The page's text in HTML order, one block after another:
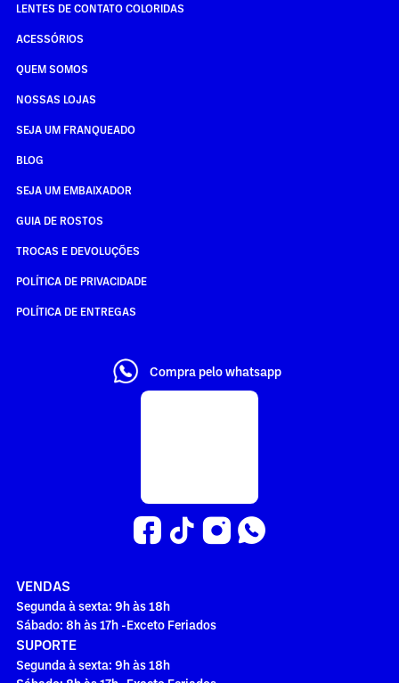
LENTES DE CONTATO COLORIDAS
ACESSÓRIOS
QUEM SOMOS
NOSSAS LOJAS
SEJA UM FRANQUEADO
BLOG
SEJA UM EMBAIXADOR
GUIA DE ROSTOS
TROCAS E DEVOLUÇÕES
POLÍTICA DE PRIVACIDADE
POLÍTICA DE ENTREGAS
Compra pelo whatsapp
VENDAS
Segunda à sexta: 9h às 18h
Sábado: 8h às 17h -Exceto Feriados
SUPORTE
Segunda à sexta: 9h às 18h